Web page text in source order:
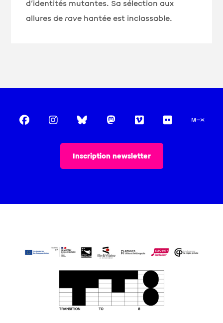
d’identités mutantes. Sa sélection aux
allures derave hantée est inclassable.
Inscription newsletter